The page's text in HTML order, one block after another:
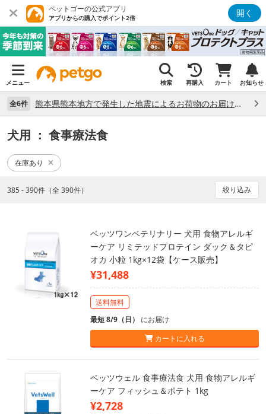
ペットゴーの公式アプリ
アプリからの購入でポイント2倍 開く
メニュー 検索 再購入 カート お知らせ
全6件 熊本県熊本地方で発生した地震によるお荷物のお届け状況について （7/28）
犬用 ： 食事療法食
在庫あり
385 - 390件（全 390件） 絞り込み
ベッツワンベテリナリー 犬用 食物アレルギ
ーケア リミテッドプロテイン ダック＆タピ
オカ 小粒 1kg×12袋【ケース販売】
¥31,488
送料無料
最短 8/9（日） にお届け
カートに入れる
ベッツウェル 食事療法食 犬用 食物アレルギ
ーケア フィッシュ＆ポテト 1kg
¥2,728